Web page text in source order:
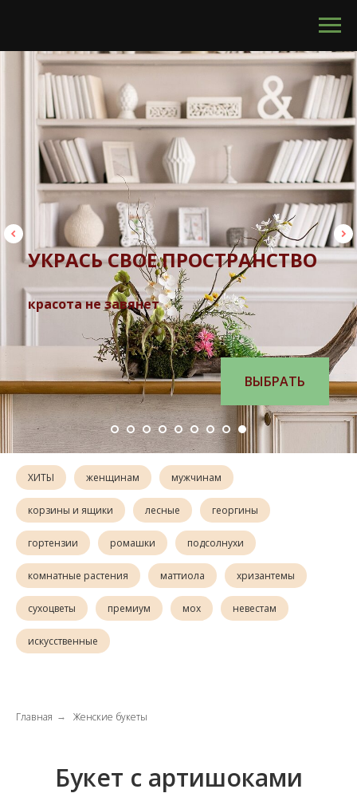
УКРАСЬ СВОЕ ПРОСТРАНСТВО
красота не завянет
ВЫБРАТЬ
ХИТЫ женщинам мужчинам
корзины и ящики лесные георгины
гортензии ромашки подсолнухи
комнатные растения маттиола хризантемы
сухоцветы премиум мох невестам
искусственные
Главная → Женские букеты
Букет с артишоками